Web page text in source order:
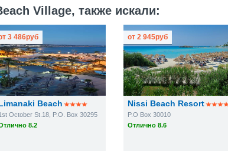
Village, также искали:
Beach
October St.18, P.O. Box 30295
8.2
3 486руб
Nissi Beach Resort
P.O Box 30010
Отлично 8.6
от2 945руб